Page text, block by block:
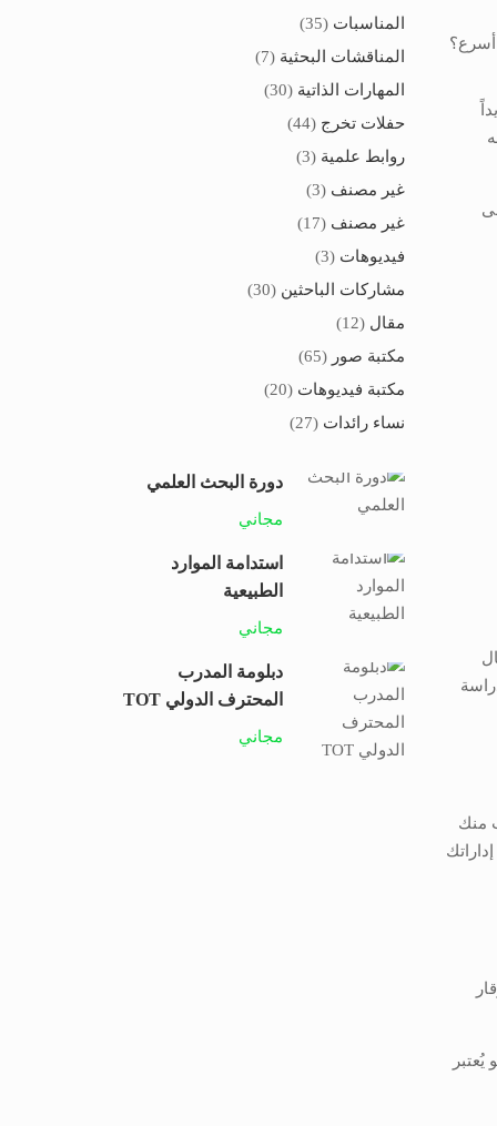
أسرع؟
منك
المناسبات (35)
المناقشات البحثية (7)
المهارات الذاتية (30)
حفلات تخرج (44)
روابط علمية (3)
غير مصنف (3)
غير مصنف (17)
فيديوهات (3)
مشاركات الباحثين (30)
مقال (12)
مكتبة صور (65)
مكتبة فيديوهات (20)
نساء رائدات (27)
دورة البحث العلمي
مجاني
استدامة الموارد
الطبيعية
مجاني
دبلومة المدرب
المحترف الدولي TOT
مجاني